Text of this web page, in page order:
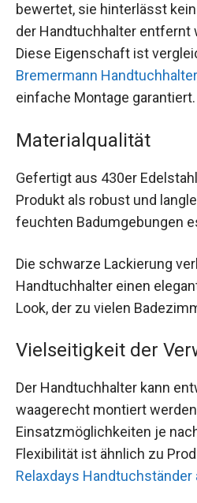
bewertet, sie hinterlässt
der Handtuchhalter entfernt
Diese Eigenschaft ist
Bremermann Handtuchhalter
einfache Montage garantiert.
Materialqualität
Gefertigt aus 430er
Produkt als robust und
feuchten Badumgebungen
Die schwarze Lackierung
Handtuchhalter einen
Look, der zu vielen
Vielseitigkeit der
Der Handtuchhalter kann
waagerecht montiert
Einsatzmöglichkeiten je
Flexibilität ist ähnlich zu
Relaxdays Handtuchständer